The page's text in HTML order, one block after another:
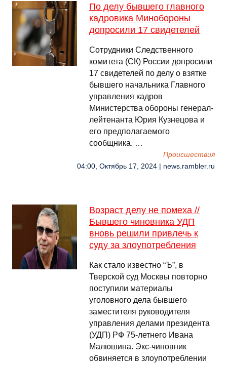
По делу бывшего главного
кадровика Минобороны
допросили 17 свидетелей
Сотрудники Следственного
комитета (СК) России допросили
17 свидетелей по делу о взятке
бывшего начальника Главного
управления кадров
Министерства обороны генерал-
лейтенанта Юрия Кузнецова и
его предполагаемого
сообщника. …
Происшествия
04:00, Октябрь 17, 2024 | news.rambler.ru
Возраст делу не помеха //
Бывшего чиновника УДП
вновь решили привлечь к
суду за злоупотребления
Как стало известно “Ъ”, в
Тверской суд Москвы повторно
поступили материалы
уголовного дела бывшего
заместителя руководителя
управления делами президента
(УДП) РФ 75-летнего Ивана
Малюшина. Экс-чиновник
обвиняется в злоупотреблении